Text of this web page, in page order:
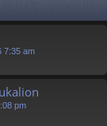
e
7:35 am
pm